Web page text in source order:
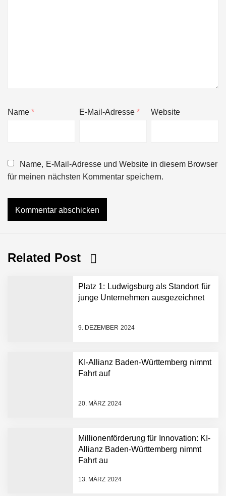
Name* E-Mail-Adresse* Website
Name, E-Mail-Adresse und Website in diesem Browser
für meinen nächsten Kommentar speichern.
Related Post
Platz 1: Ludwigsburg als Standort für
junge Unternehmen ausgezeichnet
9. DEZEMBER 2024
KI-Allianz Baden-Württemberg nimmt
Fahrt auf
20. MÄRZ 2024
Millionenförderung für Innovation: KI-
Allianz Baden-Württemberg nimmt
Fahrt au
13. MÄRZ 2024
NEURA Robotics gibt
Dollar bekannt, um den
Plattform zu beschleunigen
NEURA Robotics und
Amazon Web Services
starten strategische
AI breit auszurollen